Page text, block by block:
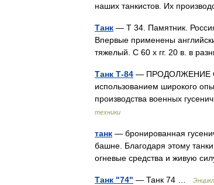
наших танкистов. Их
Танк — Т 34. Памятник.
Впервые применены
тяжелый. С 60 х гг. 20 в. в
Танк Т-84 — ПРОДОЛЖЕНИЕ
использованием широкого
производства военных
техники
танк — бронированная
башне. Благодаря этому
огневые средства и живую
Танк "74" — Танк 74 …